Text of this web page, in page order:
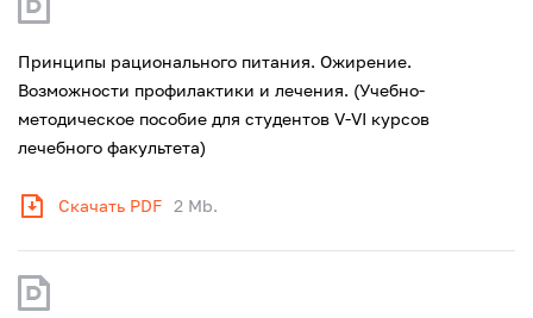
Принципы рационального питания. Ожирение.
Возможности профилактики и лечения. (Учебно-
методическое пособие для студентов V-VI курсов
лечебного факультета)
Скачать PDF 2 Mb.